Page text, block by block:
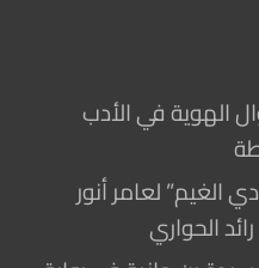
الهوية في الأدب
الغيم” لعامر أنور
الحواري